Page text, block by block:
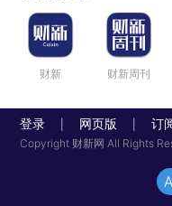
财新 财新周刊
登录 网页版 订
Copyright 财新网 All Rights